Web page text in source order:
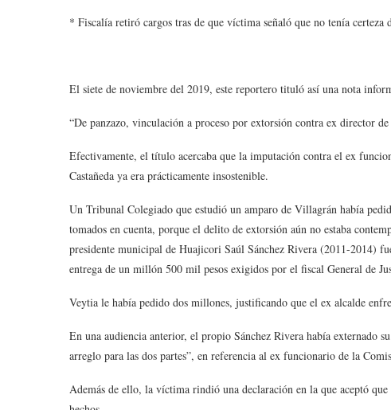
* Fiscalía retiró cargos tras de que víctima señaló que no tenía
El siete de noviembre del 2019, este reportero tituló así una nota
“De panzazo, vinculación a proceso por extorsión contra ex director
Efectivamente, el título acercaba que la imputación contra el ex
Castañeda ya era prácticamente insostenible.
Un Tribunal Colegiado que estudió un amparo de Villagrán había
tomados en cuenta, porque el delito de extorsión aún no estaba
presidente municipal de Huajicori Saúl Sánchez Rivera (2011-2014)
entrega de un millón 500 mil pesos exigidos por el fiscal General de
Veytia le había pedido dos millones, justificando que el ex alcalde
En una audiencia anterior, el propio Sánchez Rivera había externado
arreglo para las dos partes”, en referencia al ex funcionario de la
Además de ello, la víctima rindió una declaración en la que aceptó